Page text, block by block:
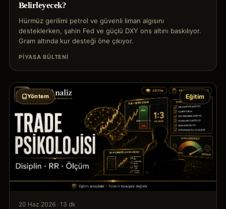
Belirleyecek?
Hürmüz gerilimi petrol ve güvenli liman algısını
desteklerken, şahin Fed ve güçlü DXY ons altını baskılıyor.
Gram altında kur desteği öne çıkıyor.
PIYASA BÜLTENI
Eğitim
Yöntem
20 Haz 2026 · 13 dk